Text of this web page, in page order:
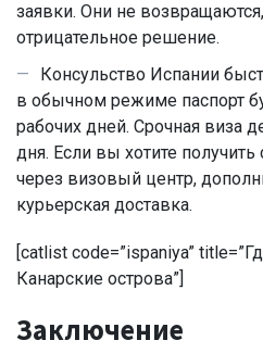
заявки. Они не
отрицательное решение.
Консульство Испании
в обычном режиме паспорт
рабочих дней. Срочная виза
дня. Если вы хотите
через визовый центр,
курьерская доставка.
[catlist code=”ispaniya”
Канарские острова”]
Заключение